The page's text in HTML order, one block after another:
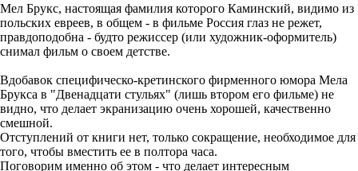
Мел Брукс, настоящая фамилия которого Каминский, видимо из
польских евреев, в общем - в фильме Россия глаз не режет,
правдоподобна - будто режиссер (или художник-оформитель)
снимал фильм о своем детстве.
Вдобавок специфическо-кретинского фирменного юмора Мела
Брукса в "Двенадцати стульях" (лишь втором его фильме) не
видно, что делает экранизацию очень хорошей, качественно
смешной.
Отступлений от книги нет, только сокращение, необходимое для
того, чтобы вместить ее в полтора часа.
Поговорим именно об этом - что делает интересным